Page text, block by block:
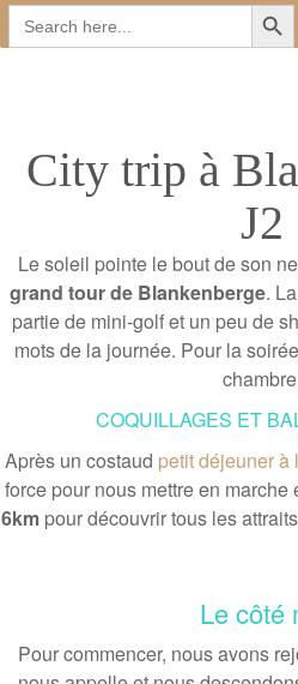
Search
for:
Main
menu
Skip
City trip à
J2
Le soleil pointe le bout de son
grand tour de Blankenberge.
partie de mini-golf et un peu de
mots de la journée. Pour la
COQUILLAGES ET
Après un costaud petit déjeuner à
force pour nous mettre en
6kmpour découvrir tous les
Le côté
Pour commencer, nous avons